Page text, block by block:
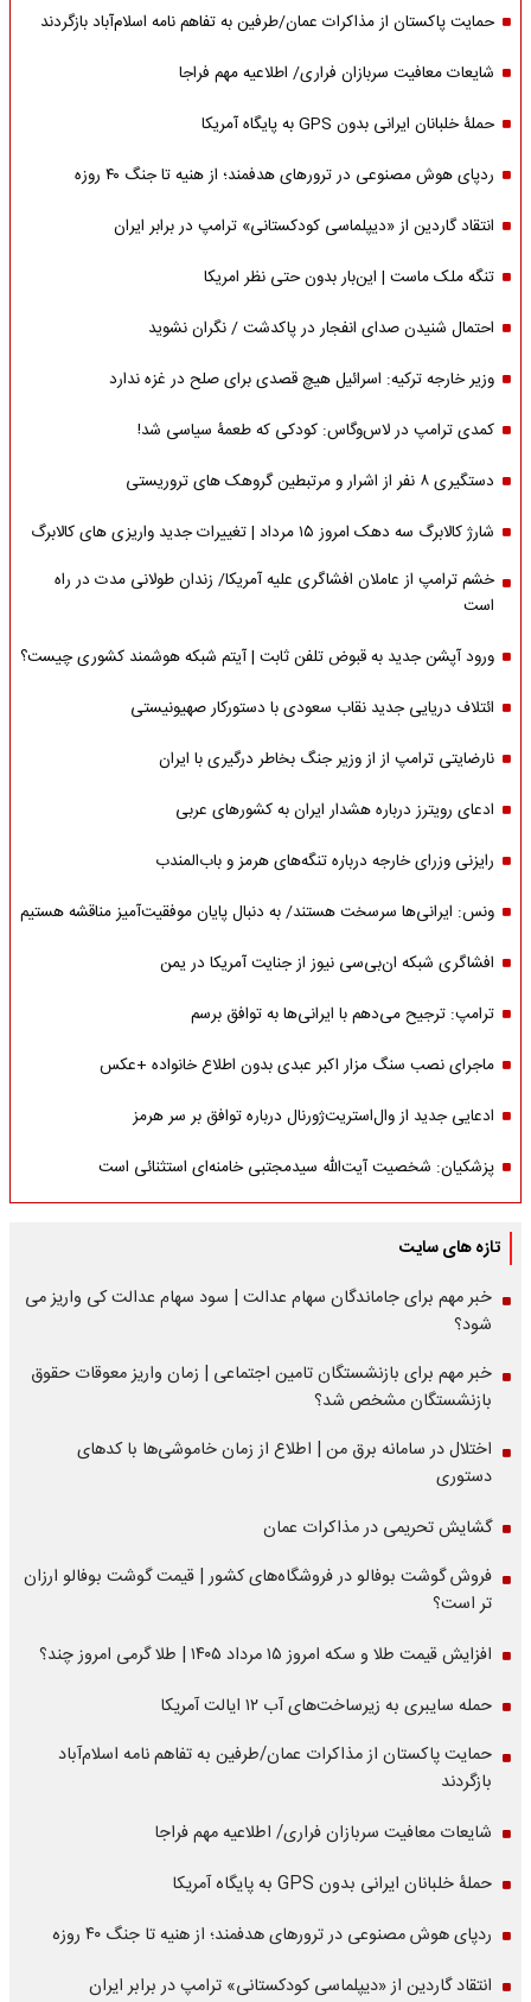
حمایت پاکستان از مذاکرات عمان/طرفین به تفاهم نامه اسلام‌آباد بازگردند
شایعات معافیت سربازان فراری/ اطلاعیه مهم فراجا
حملۀ خلبانان ایرانی بدون GPS به پایگاه آمریکا
ردپای هوش مصنوعی در ترورهای هدفمند؛ از هنیه تا جنگ ۴۰ روزه
انتقاد گاردین از «دیپلماسی کودکستانی» ترامپ در برابر ایران
تنگه ملک ماست | این‌بار بدون حتی نظر امریکا
احتمال شنیدن صدای انفجار در پاکدشت / نگران نشوید
وزیر خارجه ترکیه: اسرائیل هیچ قصدی برای صلح در غزه ندارد
کمدی ترامپ در لاس‌وگاس: کودکی که طعمۀ سیاسی شد!
دستگیری ۸ نفر از اشرار و مرتبطین گروهک های تروریستی
شارژ کالابرگ سه دهک امروز ۱۵ مرداد | تغییرات جدید واریزی های کالابرگ
خشم ترامپ از عاملان افشاگری‌ علیه آمریکا/ زندان طولانی مدت در راه
است
ورود آپشن جدید به قبوض تلفن ثابت | آیتم شبکه هوشمند کشوری چیست؟
ائتلاف دریایی جدید نقاب سعودی با دستورکار صهیونیستی
نارضایتی ترامپ از از وزیر جنگ بخاطر درگیری با ایران
ادعای رویترز درباره هشدار ایران به کشورهای عربی
رایزنی وزرای خارجه درباره تنگه‌های هرمز و باب‌المندب
ونس: ایرانی‌ها سرسخت هستند/ به دنبال پایان موفقیت‌آمیز مناقشه هستیم
افشاگری شبکه ان‌بی‌سی نیوز از جنایت آمریکا در یمن
ترامپ: ترجیح می‌دهم با ایرانی‌‌ها به توافق برسم
ماجرای نصب سنگ مزار اکبر عبدی بدون اطلاع خانواده +عکس
ادعایی جدید از وال‌استریت‌ژورنال درباره توافق بر سر هرمز
پزشکیان: شخصیت آیت‌الله سیدمجتبی خامنه‌ای استثنائی است
تازه های سایت
خبر مهم برای جاماندگان سهام عدالت | سود سهام عدالت کی واریز می
شود؟
خبر مهم برای بازنشستگان تامین اجتماعی | زمان واریز معوقات حقوق
بازنشستگان مشخص شد؟
اختلال در سامانه برق من | اطلاع از زمان خاموشی‌ها با کدهای
دستوری
گشایش تحریمی در مذاکرات عمان
فروش گوشت بوفالو در فروشگاه‌های کشور | قیمت گوشت بوفالو ارزان
تر است؟
افزایش قیمت طلا و سکه امروز ۱۵ مرداد ۱۴۰۵ | طلا گرمی امروز چند؟
حمله سایبری به زیرساخت‌های آب ۱۲ ایالت آمریکا
حمایت پاکستان از مذاکرات عمان/طرفین به تفاهم نامه اسلام‌آباد
بازگردند
شایعات معافیت سربازان فراری/ اطلاعیه مهم فراجا
حملۀ خلبانان ایرانی بدون GPS به پایگاه آمریکا
ردپای هوش مصنوعی در ترورهای هدفمند؛ از هنیه تا جنگ ۴۰ روزه
انتقاد گاردین از «دیپلماسی کودکستانی» ترامپ در برابر ایران